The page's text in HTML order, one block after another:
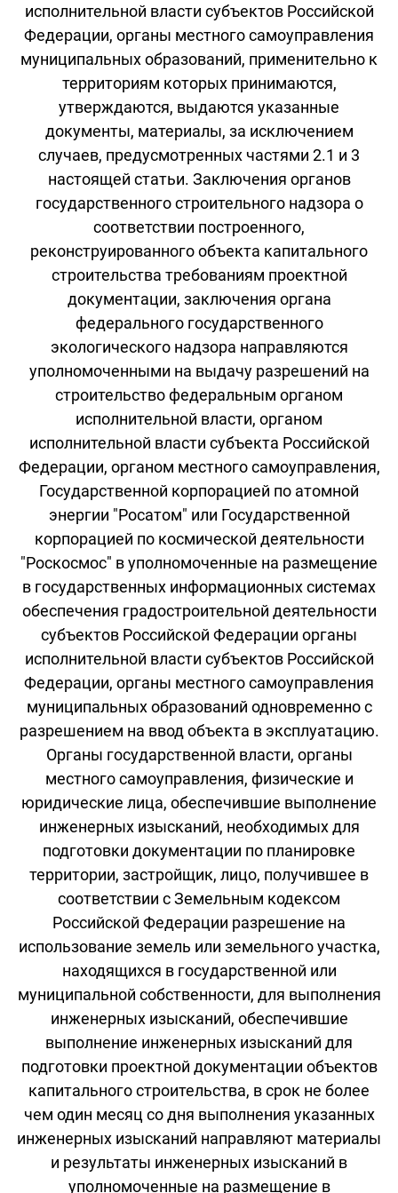
исполнительной власти субъектов Российской
Федерации, органы местного самоуправления
муниципальных образований, применительно к
территориям которых принимаются,
утверждаются, выдаются указанные
документы, материалы, за исключением
случаев, предусмотренных частями 2.1 и 3
настоящей статьи. Заключения органов
государственного строительного надзора о
соответствии построенного,
реконструированного объекта капитального
строительства требованиям проектной
документации, заключения органа
федерального государственного
экологического надзора направляются
уполномоченными на выдачу разрешений на
строительство федеральным органом
исполнительной власти, органом
исполнительной власти субъекта Российской
Федерации, органом местного самоуправления,
Государственной корпорацией по атомной
энергии "Росатом" или Государственной
корпорацией по космической деятельности
"Роскосмос" в уполномоченные на размещение
в государственных информационных системах
обеспечения градостроительной деятельности
субъектов Российской Федерации органы
исполнительной власти субъектов Российской
Федерации, органы местного самоуправления
муниципальных образований одновременно с
разрешением на ввод объекта в эксплуатацию.
Органы государственной власти, органы
местного самоуправления, физические и
юридические лица, обеспечившие выполнение
инженерных изысканий, необходимых для
подготовки документации по планировке
территории, застройщик, лицо, получившее в
соответствии с Земельным кодексом
Российской Федерации разрешение на
использование земель или земельного участка,
находящихся в государственной или
муниципальной собственности, для выполнения
инженерных изысканий, обеспечившие
выполнение инженерных изысканий для
подготовки проектной документации объектов
капитального строительства, в срок не более
чем один месяц со дня выполнения указанных
инженерных изысканий направляют материалы
и результаты инженерных изысканий в
уполномоченные на размещение в